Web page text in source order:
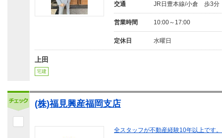
交通 JR日豊本線/小倉 歩3分
営業時間 10:00～17:00
定休日 水曜日
上田
宅建
(株)福見興産福岡支店
全スタッフが不動産経験10年以上です